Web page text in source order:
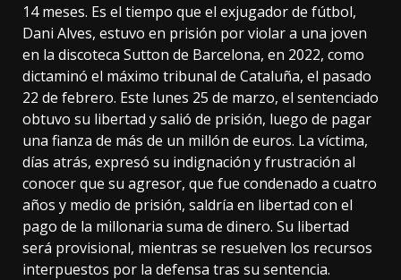
14 meses. Es el tiempo que el exjugador de fútbol,
Dani Alves, estuvo en prisión por violar a una joven
en la discoteca Sutton de Barcelona, en 2022, como
dictaminó el máximo tribunal de Cataluña, el pasado
22 de febrero. Este lunes 25 de marzo, el sentenciado
obtuvo su libertad y salió de prisión, luego de pagar
una fianza de más de un millón de euros. La víctima,
días atrás, expresó su indignación y frustración al
conocer que su agresor, que fue condenado a cuatro
años y medio de prisión, saldría en libertad con el
pago de la millonaria suma de dinero. Su libertad
será provisional, mientras se resuelven los recursos
interpuestos por la defensa tras su sentencia.